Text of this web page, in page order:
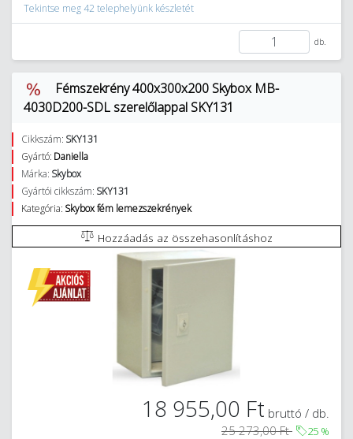
Tekintse meg 42 telephelyünk készletét
db.
Fémszekrény 400x300x200 Skybox MB-
4030D200-SDL szerelőlappal SKY131
Cikkszám: SKY131
Gyártó: Daniella
Márka: Skybox
Gyártói cikkszám: SKY131
Kategória: Skybox fém lemezszekrények
Hozzáadás az összehasonlításhoz
18 955,00 Ft bruttó / db.
25 273,00 Ft
25 %